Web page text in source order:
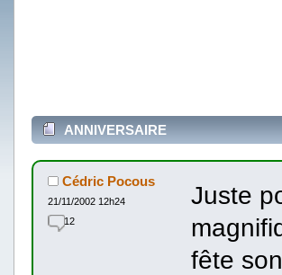
ANNIVERSAIRE
Cédric Pocous
21/11/2002 12h24
12
Juste
fête